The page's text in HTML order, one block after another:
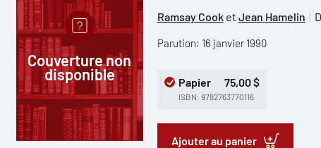
Couverture non
disponible
Ramsay Cooket Jean Hamelin
Parution: 16 janvier 1990
Papier 75,00 $
ISBN: 9782763770116
Ajouter au panier